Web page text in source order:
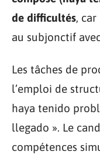
de difficultés,
au subjonctif
Les tâches de
l’emploi de
haya tenido
llegado ». Le
compétences